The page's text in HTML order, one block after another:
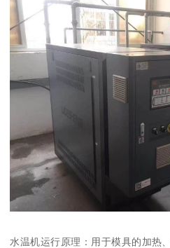
水温机运行原理：用于模具的加热